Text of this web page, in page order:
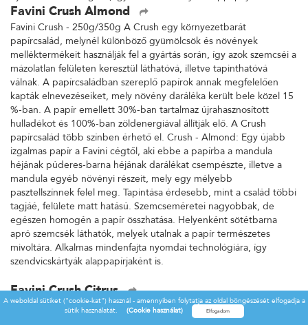
Favini Crush Almond
Favini Crush - 250g/350g A Crush egy környezetbarát
papírcsalád, melynél különböző gyümölcsök és növények
melléktermékeit használják fel a gyártás során, így azok szemcséi a
mázolatlan felületen keresztül láthatóvá, illetve tapinthatóvá
válnak. A papírcsaládban szereplő papírok annak megfelelően
kapták elnevezéseiket, mely növény daráléka került bele közel 15
%-ban. A papír emellett 30%-ban tartalmaz újrahasznosított
hulladékot és 100%-ban zöldenergiával állítják elő. A Crush
papírcsalád több színben érhető el. Crush - Almond: Egy újabb
izgalmas papír a Favini cégtől, aki ebbe a papírba a mandula
héjának púderes-barna héjának darálékat csempészte, illetve a
mandula egyéb növényi részeit, mely egy mélyebb
pasztellszínnek felel meg. Tapintása érdesebb, mint a család többi
tagjáé, felülete matt hatású. Szemcseméretei nagyobbak, de
egészen homogén a papír összhatása. Helyenként sötétbarna
apró szemcsék láthatók, melyek utalnak a papír természetes
mivoltára. Alkalmas mindenfajta nyomdai technológiára, így
szendvicskártyák alappapírjaként is.
Favini Crush Citrus
Favini Crush - 250g/350g A Crush egy környezetbarát
papírcsalád, melynél különböző gyümölcsök és növények
A weboldal sütiket ("cookie-kat") használ - amennyiben folytatja az oldal böngészését elfogadja a
sütik használatát.
(Cookie használat)